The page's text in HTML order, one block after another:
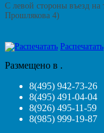
С левой стороны въезд
Прошлякова 4)
Распечатать
Размещено в .
8(495) 942-73-26
8(495) 491-04-04
8(926) 495-11-59
8(985) 999-19-87